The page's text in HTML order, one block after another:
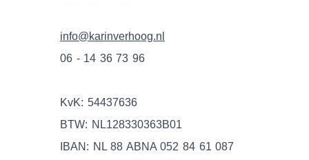
info@karinverhoog.nl
06 - 14 36 73 96
KvK: 54437636
BTW: NL128330363B01
IBAN: NL 88 ABNA 052 84 61 087